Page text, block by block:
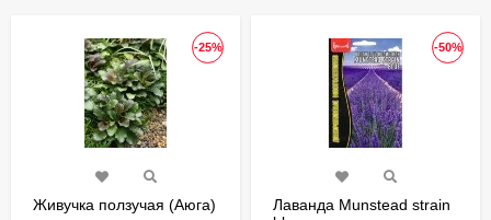
-25%
Живучка ползучая (Аюга)
-50%
Лаванда Munstead strain